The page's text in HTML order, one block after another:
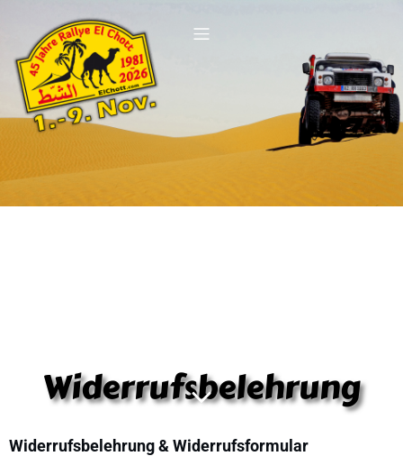
Widerrufsbelehrung
Widerrufsbelehrung & Widerrufsformular